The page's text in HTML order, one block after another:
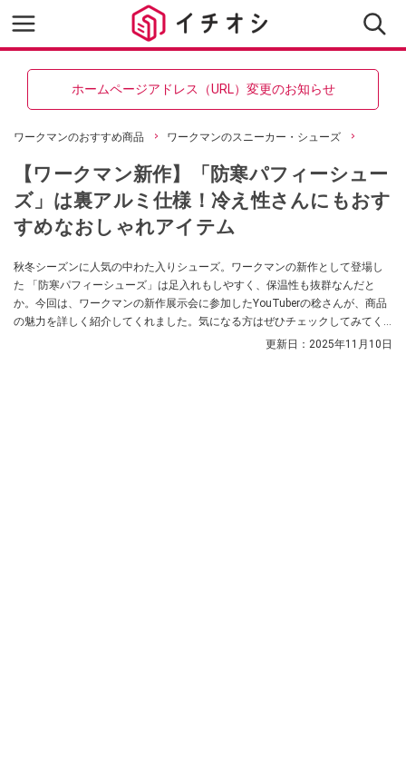
ホームページアドレス（URL）変更のお知らせ
ワークマンのおすすめ商品 ワークマンのスニーカー・シューズ
【ワークマン新作】「防寒パフィーシュー
ズ」は裏アルミ仕様！冷え性さんにもおす
すめなおしゃれアイテム
秋冬シーズンに人気の中わた入りシューズ。ワークマンの新作として登場し
た 「防寒パフィーシューズ」は足入れもしやすく、保温性も抜群なんだと
か。今回は、ワークマンの新作展示会に参加したYouTuberの稔さんが、商品
の魅力を詳しく紹介してくれました。気になる方はぜひチェックしてみてく
更新日： 2025年11月10日